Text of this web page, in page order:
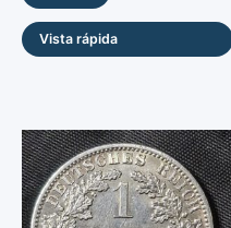
Vista rápida